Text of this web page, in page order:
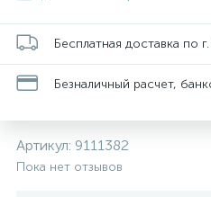
Бесплатная доставка по
Безналичный расчет,
Артикул: 9111382
Пока нет отзывов